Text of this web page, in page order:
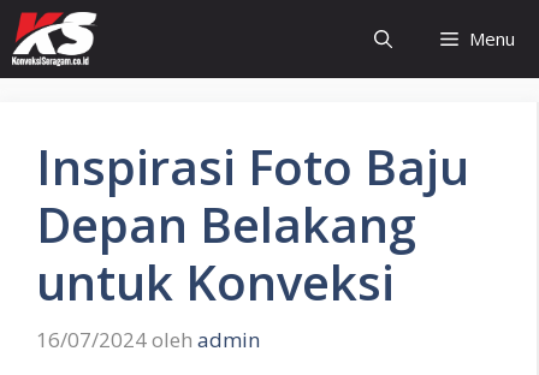
Langsung
ke
isi
Menu
Inspirasi Foto Baju
Depan Belakang
untuk Konveksi
16/07/2024oleh admin